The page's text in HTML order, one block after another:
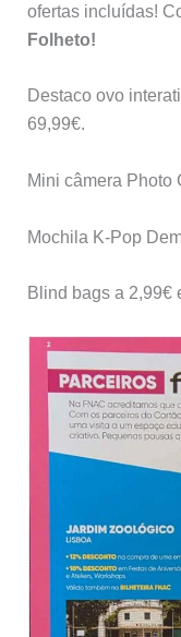
ofertas incluídas!
Folheto!
Destaco ovo
69,99€.
Mini câmera Photo
Mochila K-Pop
Blind bags a 2,99€